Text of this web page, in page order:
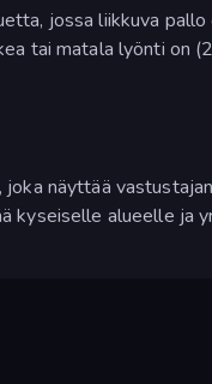
jossa liikkuva
tai matala lyönti on
näyttää
kyseiselle alueelle ja